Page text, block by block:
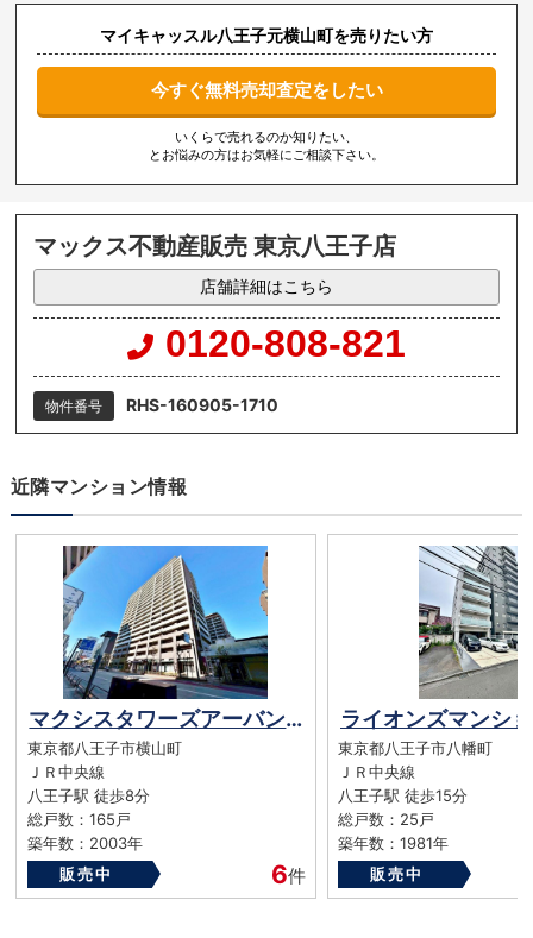
マイキャッスル八王子元横山町を売りたい方
今すぐ無料売却査定をしたい
いくらで売れるのか知りたい、
とお悩みの方はお気軽にご相談下さい。
マックス不動産販売 東京八王子店
店舗詳細はこちら
0120-808-821
物件番号 RHS-160905-1710
近隣マンション情報
マクシスタワーズアーバンデュオ
東京都八王子市横山町
ＪＲ中央線
八王子駅 徒歩8分
総戸数：165戸
築年数：2003年
販売中
6件
東京都八王子市八幡町
ＪＲ中央線
八王子駅 徒歩15分
総戸数：25戸
築年数：1981年
販売中